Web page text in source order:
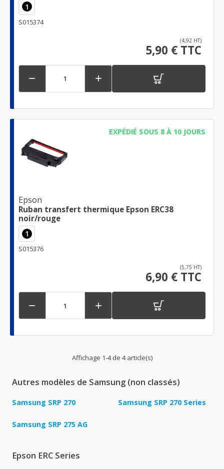
1
S015374
(4,92 HT)
5,90 € TTC
 
EXPÉDIÉ SOUS 8 À 10 JOURS
Epson
Ruban transfert thermique Epson ERC38
noir/rouge
1
S015376
(5,75 HT)
6,90 € TTC
 
Affichage 1-4 de 4 article(s)
Autres modèles de Samsung (non classés)
Samsung SRP 270 Samsung SRP 270 Series
Samsung SRP 275 AG
Epson ERC Series